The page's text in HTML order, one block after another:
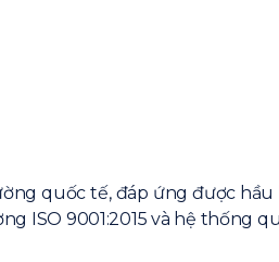
quốc tế, đáp ứng được hầu
ISO 9001:2015 và hệ thống